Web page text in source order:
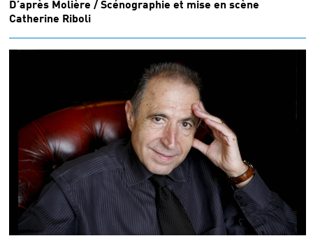
D’après Molière / Scénographie et mise en scène
Catherine Riboli